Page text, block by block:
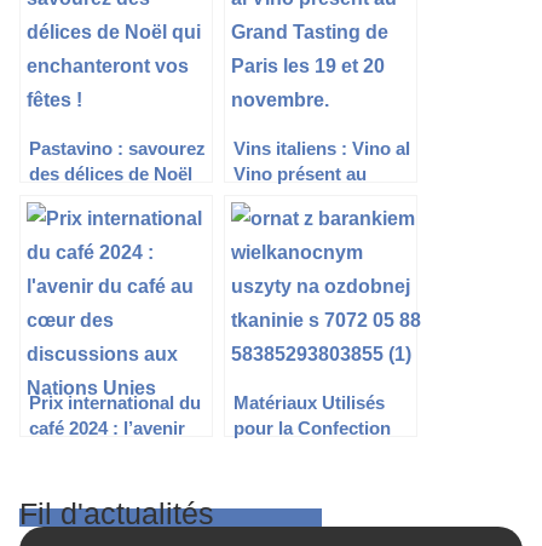
Pastavino : savourez
des délices de Noël
qui enchanteront vos
fêtes !
Vins italiens : Vino al
Vino présent au
Grand Tasting de
Paris les 19 et 20
novembre.
Prix international du
café 2024 : l’avenir
Nations Unies
Matériaux Utilisés
pour la Confection
au brocart
Fil d'actualités